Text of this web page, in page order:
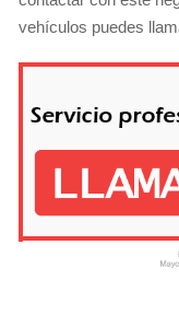
vehículos puedes